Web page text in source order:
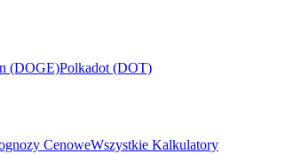
(DOGE)Polkadot (DOT)
CenoweWszystkie Kalkulatory